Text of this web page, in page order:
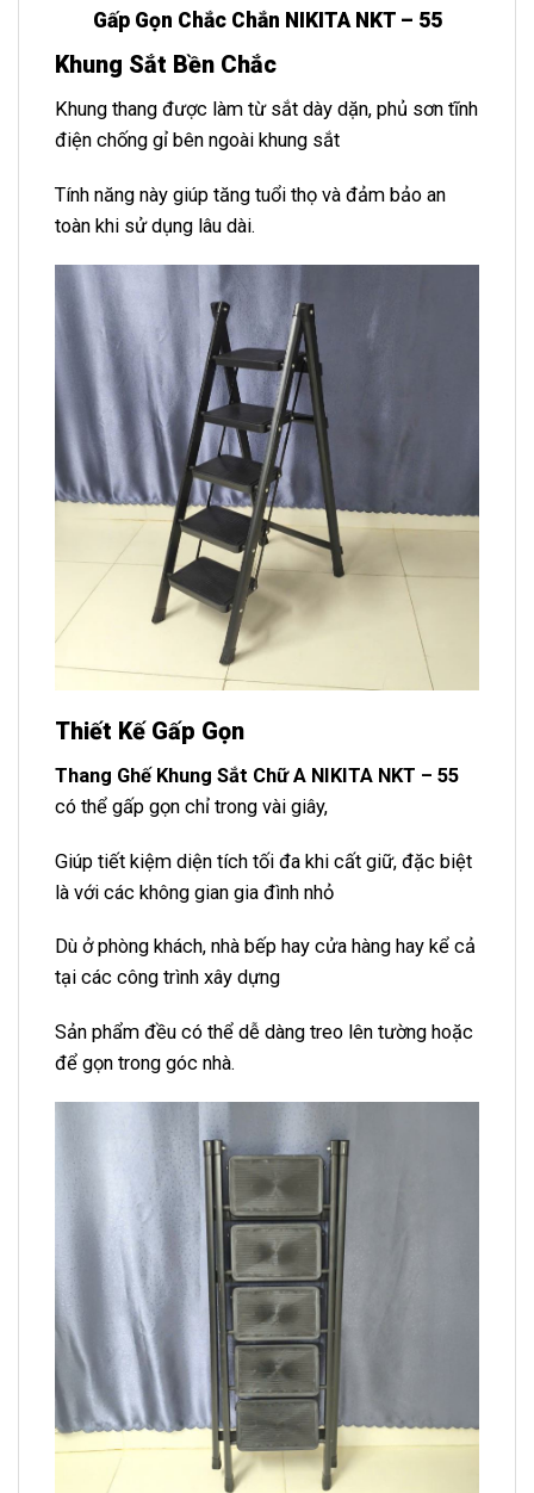
Gấp Gọn Chắc Chắn NIKITA NKT – 55
Khung Sắt Bền Chắc
Khung thang được làm từ sắt dày dặn, phủ sơn tĩnh
điện chống gỉ bên ngoài khung sắt
Tính năng này giúp tăng tuổi thọ và đảm bảo an
toàn khi sử dụng lâu dài.
Thiết Kế Gấp Gọn
Thang Ghế Khung Sắt Chữ A NIKITA NKT – 55
có thể gấp gọn chỉ trong vài giây,
Giúp tiết kiệm diện tích tối đa khi cất giữ, đặc biệt
là với các không gian gia đình nhỏ
Dù ở phòng khách, nhà bếp hay cửa hàng hay kể cả
tại các công trình xây dựng
Sản phẩm đều có thể dễ dàng treo lên tường hoặc
để gọn trong góc nhà.